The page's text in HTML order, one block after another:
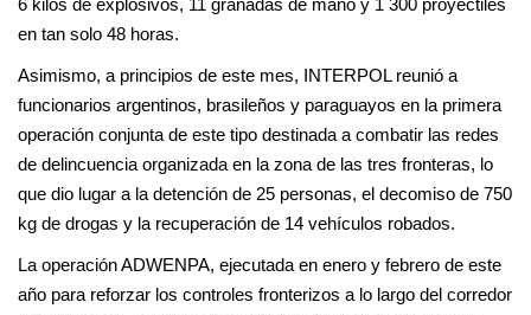
6 kilos de explosivos, 11 granadas de mano y 1 300 proyectiles
en tan solo 48 horas.
Asimismo, a principios de este mes, INTERPOL reunió a
funcionarios argentinos, brasileños y paraguayos en la primera
operación conjunta de este tipo destinada a combatir las redes
de delincuencia organizada en la zona de las tres fronteras, lo
que dio lugar a la detención de 25 personas, el decomiso de 750
kg de drogas y la recuperación de 14 vehículos robados.
La operación ADWENPA, ejecutada en enero y febrero de este
año para reforzar los controles fronterizos a lo largo del corredor